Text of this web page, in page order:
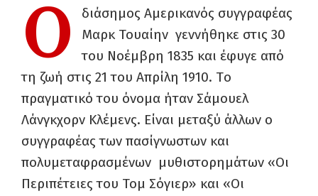
Ο
διάσημος Αμερικανός συγγραφέας
Μαρκ Τουαίην γεννήθηκε στις 30
του Νοέμβρη 1835 και έφυγε από
τη ζωή στις 21 του Απρίλη 1910. Tο
πραγματικό του όνομα ήταν Σάμουελ
Λάνγκχορν Κλέμενς. Είναι μεταξύ άλλων ο
συγγραφέας των πασίγνωστων και
πολυμεταφρασμένων μυθιστορημάτων «Οι
Περιπέτειες του Τομ Σόγιερ» και «Οι